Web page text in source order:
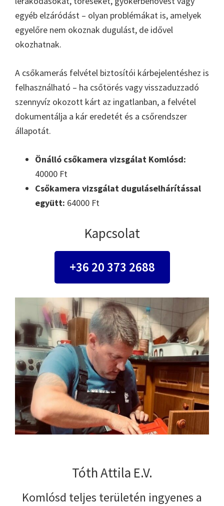
egyéb elzáródást – olyan problémákat is, amelyek
egyelőre nem okoznak dugulást, de idővel
okozhatnak.
A csőkamerás felvétel biztosítói kárbejelentéshez is
felhasználható – ha csőtörés vagy visszaduzzadó
szennyvíz okozott kárt az ingatlanban, a felvétel
dokumentálja a kár eredetét és a csőrendszer
állapotát.
Önálló csőkamera vizsgálat Komlósd:
40000 Ft
Csőkamera vizsgálat duguláselhárítással
együtt: 64000 Ft
Kapcsolat
+36 20 373 2688
Tóth Attila E.V.
Komlósd teljes területén ingyenes a